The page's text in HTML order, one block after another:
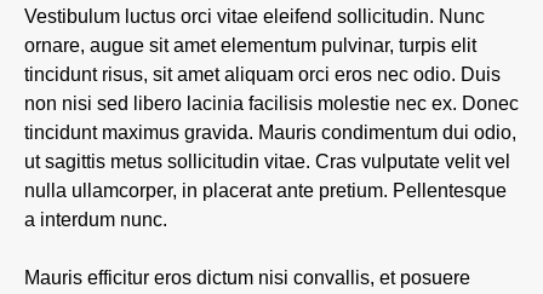
Vestibulum luctus orci vitae eleifend sollicitudin. Nunc
ornare, augue sit amet elementum pulvinar, turpis elit
tincidunt risus, sit amet aliquam orci eros nec odio. Duis
non nisi sed libero lacinia facilisis molestie nec ex. Donec
tincidunt maximus gravida. Mauris condimentum dui odio,
ut sagittis metus sollicitudin vitae. Cras vulputate velit vel
nulla ullamcorper, in placerat ante pretium. Pellentesque
a interdum nunc.
Mauris efficitur eros dictum nisi convallis, et posuere